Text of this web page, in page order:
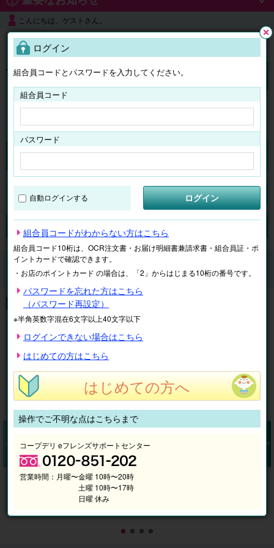
こんにちは、ゲストさん。
よくある質問
ログイン
チケット マイページ
検索
チケット 遊園地・水族館
1,200円分引換金券付王国パスポート前売券2026
金券付王国パスポート前売券ならお得!
【電子】那須どうぶつ王国 1,200円分引換金券付王国パ
スポート前売券2026
us
ログイン
組合員コードとパスワードを入力してください。
組合員コード
パスワード
自動ログインする ログイン
組合員コードがわからない方はこちら
組合員コード10桁は、OCR注文書・お届け明細書兼請求書・組合員証・ポ
イントカードで確認できます。
・お店のポイントカード の場合は、「2」からはじまる10桁の番号です。
パスワードを忘れた方はこちら
（パスワード再設定）
※半角英数字混在6文字以上40文字以下
ログインできない場合はこちら
はじめての方はこちら
はじめての方へ
操作でご不明な点はこちらまで
コープデリ eフレンズサポートセンター
営業時間： 月曜〜金曜 10時〜20時
土曜 10時〜17時
日曜 休み